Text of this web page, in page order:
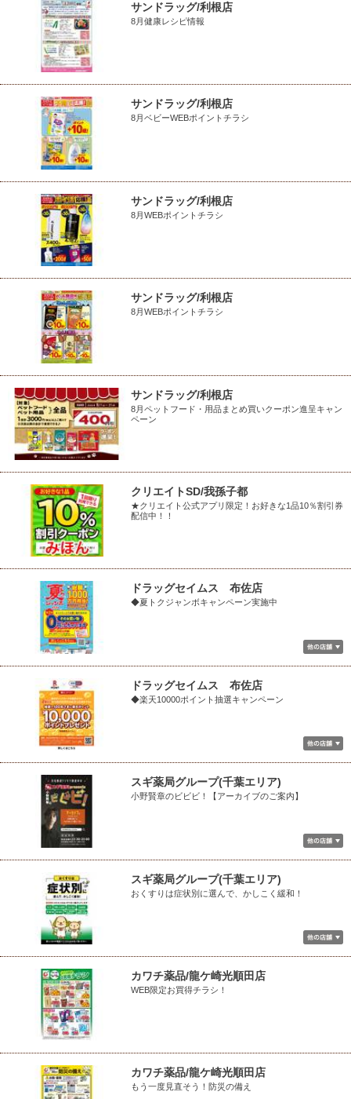
サンドラッグ/利根店
8月健康レシピ情報
サンドラッグ/利根店
8月ベビーWEBポイントチラシ
サンドラッグ/利根店
8月WEBポイントチラシ
サンドラッグ/利根店
8月WEBポイントチラシ
サンドラッグ/利根店
8月ペットフード・用品まとめ買いクーポン進呈キャン
ペーン
クリエイトSD/我孫子都
★クリエイト公式アプリ限定！お好きな1品10％割引券
配信中！！
ドラッグセイムス 布佐店
◆夏トクジャンボキャンペーン実施中
ドラッグセイムス 布佐店
◆楽天10000ポイント抽選キャンペーン
スギ薬局グループ(千葉エリア)
小野賢章のビビビ！【アーカイブのご案内】
スギ薬局グループ(千葉エリア)
おくすりは症状別に選んで、かしこく緩和！
カワチ薬品/龍ケ崎光順田店
WEB限定お買得チラシ！
カワチ薬品/龍ケ崎光順田店
もう一度見直そう！防災の備え